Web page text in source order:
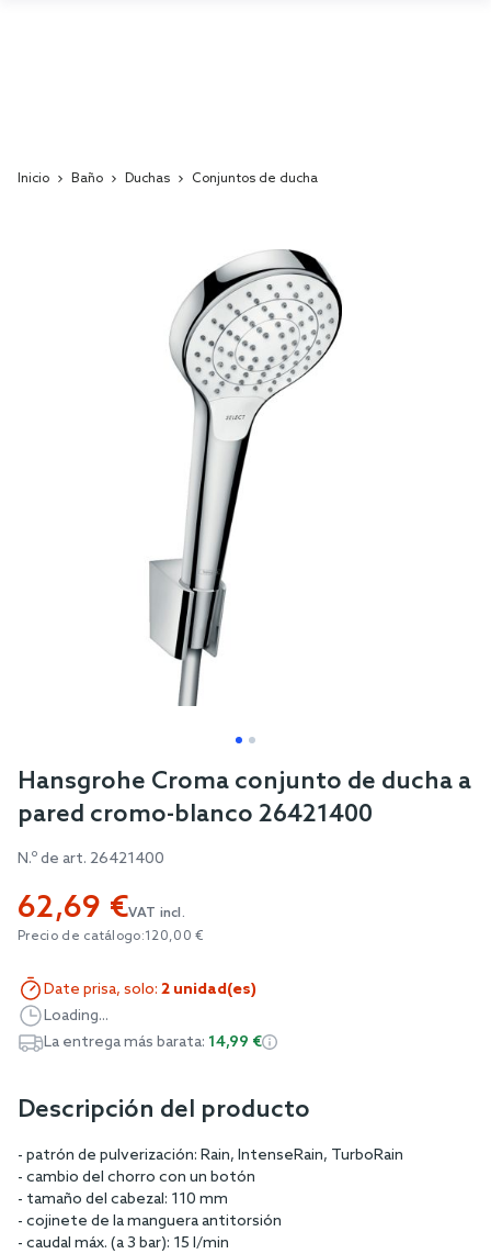
Inicio Baño Duchas Conjuntos de ducha
Skip
the
beginning
the
images
Hansgrohe Croma conjunto de ducha a
pared cromo-blanco 26421400
N.º de art. 26421400
62,69 €VAT incl.
Precio de catálogo:120,00 €
Date prisa, solo: 2 unidad(es)
Loading...
La entrega más barata: 14,99 €
Descripción del producto
- patrón de pulverización: Rain, IntenseRain, TurboRain
- cambio del chorro con un botón
- tamaño del cabezal: 110 mm
- cojinete de la manguera antitorsión
- caudal máx. (a 3 bar): 15 l/min